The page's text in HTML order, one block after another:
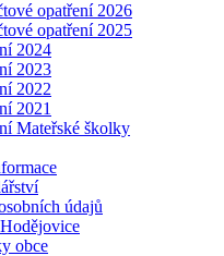
opatření 2026
opatření 2025
2024
2023
2022
2021
Mateřské školky
údajů
obce